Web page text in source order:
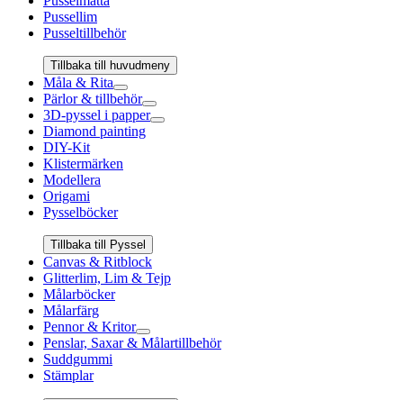
Pussellim
Pusseltillbehör
Tillbaka till huvudmeny
Måla & Rita
Pärlor & tillbehör
3D-pyssel i papper
Diamond painting
DIY-Kit
Klistermärken
Modellera
Origami
Pysselböcker
Tillbaka till Pyssel
Canvas & Ritblock
Glitterlim, Lim & Tejp
Målarböcker
Målarfärg
Pennor & Kritor
Penslar, Saxar & Målartillbehör
Suddgummi
Stämplar